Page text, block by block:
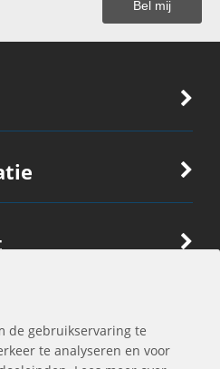
de gebruikservaring te
te analyseren en voor